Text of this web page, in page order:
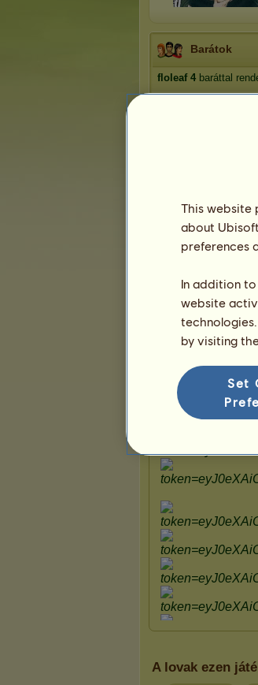
Barátok
floleaf 4 baráttal
Trófeák
0
A lovak ezen
This website
about
preferences
In addition
website
by visiting
Set